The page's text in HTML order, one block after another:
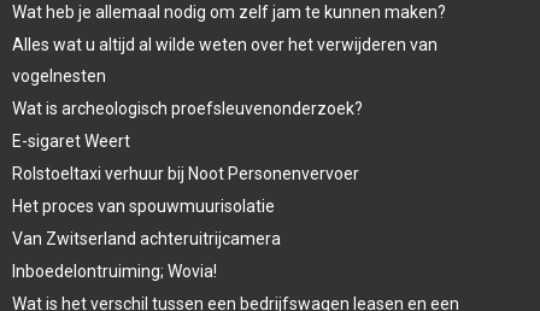
Wat heb je allemaal nodig om zelf jam te kunnen maken?
Alles wat u altijd al wilde weten over het verwijderen van
vogelnesten
Wat is archeologisch proefsleuvenonderzoek?
E-sigaret Weert
Rolstoeltaxi verhuur bij Noot Personenvervoer
Het proces van spouwmuurisolatie
Van Zwitserland achteruitrijcamera
Inboedelontruiming; Wovia!
Wat is het verschil tussen een bedrijfswagen leasen en een